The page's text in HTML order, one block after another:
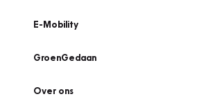
E-Mobility
GroenGedaan
Over ons